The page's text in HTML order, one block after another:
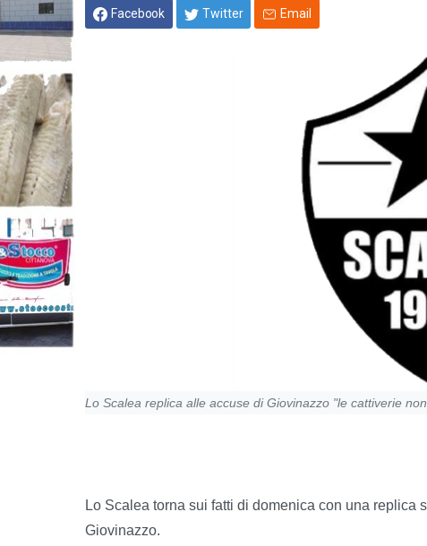
Facebook Twitter Email
Lo Scalea replica alle accuse di Giovinazzo "le cattiverie
Lo Scalea torna sui fatti di domenica con una
Giovinazzo.